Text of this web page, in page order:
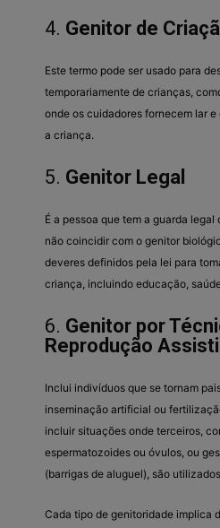
4. Genitor de
Este termo pode ser usado para
temporariamente de crianças,
onde os cuidadores fornecem lar
a criança.
5. Genitor Legal
É a pessoa que tem a guarda
não coincidir com o genitor
deveres definidos pela lei para
criança, incluindo educação,
6. Genitor por
Reprodução
Inclui indivíduos que se tornam
inseminação artificial ou
incluir situações onde terceiros,
espermatozoides ou óvulos, ou
(barrigas de aluguel), são
Cada tipo de genitoridade implica